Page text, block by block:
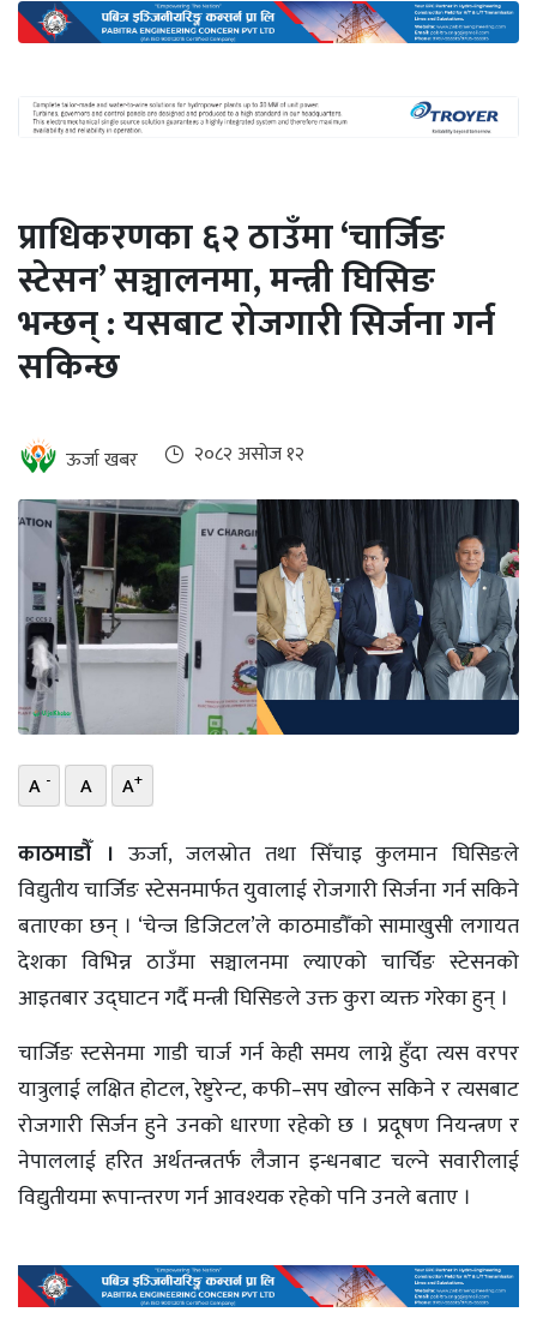
ऊर्जा
दक्षता
खबर
हरित
हाइड्रोजन
इभी
बैंक
पर्यटन
भिडियो
छापा
खोज
प्रोफाइल
ऊर्जा
प्राधिकरणका ६२ ठाउँमा ‘चार्जिङ
स्टेसन’ सञ्चालनमा, मन्त्री घिसिङ
भन्छन् : यसबाट रोजगारी सिर्जना गर्न
सकिन्छ
ऊर्जा खबर २०८२ असोज १२
A - A A+
काठमाडौँ । ऊर्जा, जलस्रोत तथा सिँचाइ कुलमान घिसिङले
विद्युतीय चार्जिङ स्टेसनमार्फत युवालाई रोजगारी सिर्जना गर्न सकिने
बताएका छन् । ‘चेन्ज डिजिटल’ले काठमाडौँको सामाखुसी लगायत
देशका विभिन्न ठाउँमा सञ्चालनमा ल्याएको चार्चिङ स्टेसनको
आइतबार उद्घाटन गर्दै मन्त्री घिसिङले उक्त कुरा व्यक्त गरेका हुन् ।
चार्जिङ स्टसेनमा गाडी चार्ज गर्न केही समय लाग्ने हुँदा त्यस वरपर
यात्रुलाई लक्षित होटल, रेष्टुरेन्ट, कफी–सप खोल्न सकिने र त्यसबाट
रोजगारी सिर्जन हुने उनको धारणा रहेको छ । प्रदूषण नियन्त्रण र
नेपाललाई हरित अर्थतन्त्रतर्फ लैजान इन्धनबाट चल्ने सवारीलाई
विद्युतीयमा रूपान्तरण गर्न आवश्यक रहेको पनि उनले बताए ।